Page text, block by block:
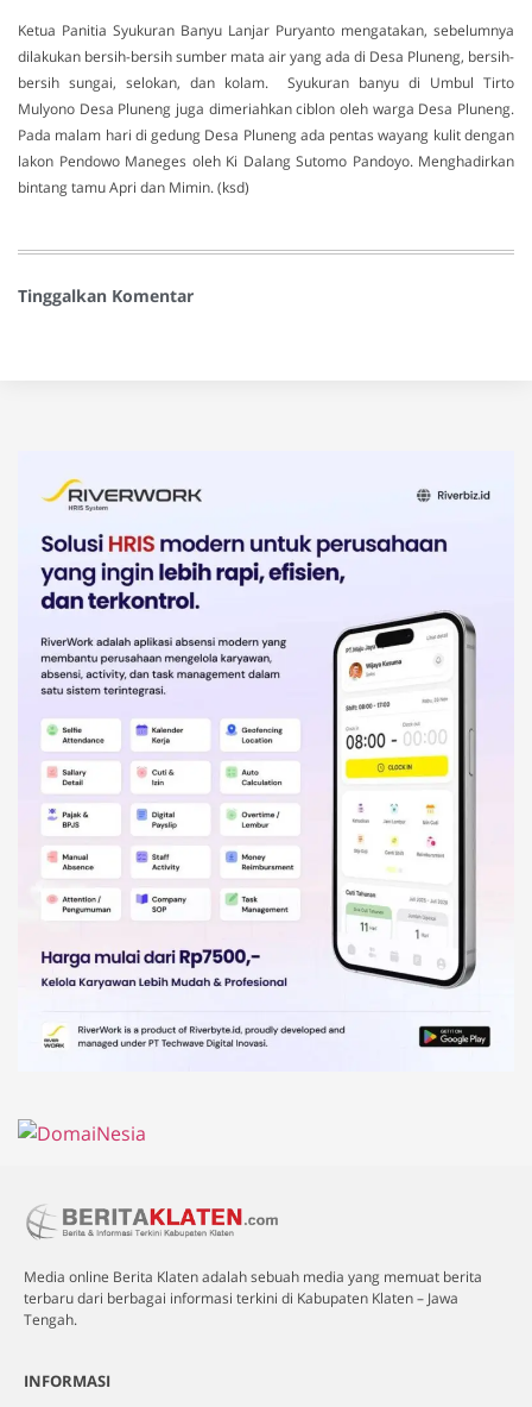
Ketua Panitia Syukuran Banyu Lanjar Puryanto mengatakan, sebelumnya
dilakukan bersih-bersih sumber mata air yang ada di Desa Pluneng, bersih-
bersih sungai, selokan, dan kolam. Syukuran banyu di Umbul Tirto
Mulyono Desa Pluneng juga dimeriahkan ciblon oleh warga Desa Pluneng.
Pada malam hari di gedung Desa Pluneng ada pentas wayang kulit dengan
lakon Pendowo Maneges oleh Ki Dalang Sutomo Pandoyo. Menghadirkan
bintang tamu Apri dan Mimin. (ksd)
Tinggalkan Komentar
Media online Berita Klaten adalah sebuah media yang memuat berita
terbaru dari berbagai informasi terkini di Kabupaten Klaten – Jawa
Tengah.
INFORMASI